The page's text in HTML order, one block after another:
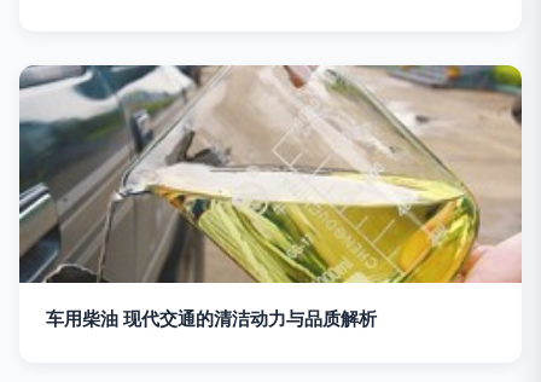
车用柴油 现代交通的清洁动力与品质解析